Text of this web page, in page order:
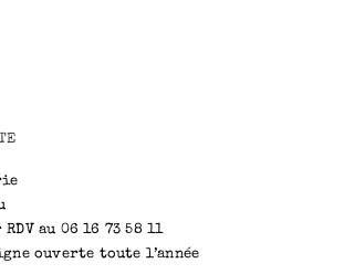
au 06 16 73 58 11
ouverte toute l’année